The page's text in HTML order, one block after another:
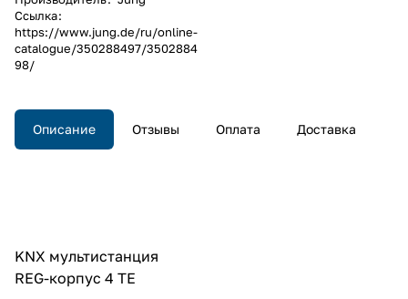
Ссылка:
https://www.jung.de/ru/online-
catalogue/350288497/3502884
98/
Описание Отзывы Оплата Доставка
KNX мультистанция
REG-корпус 4 TE